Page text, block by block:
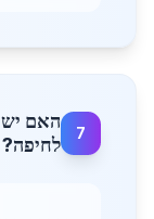
7
האם יש
לחיפה?